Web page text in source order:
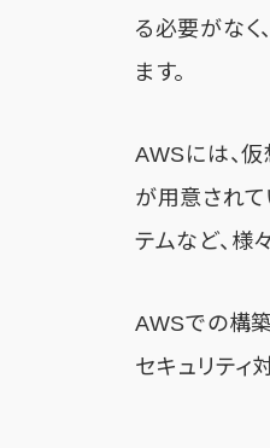
る必要がなく
ます。
AWSには、
が用意されて
テムなど、様
AWSでの構
セキュリティ